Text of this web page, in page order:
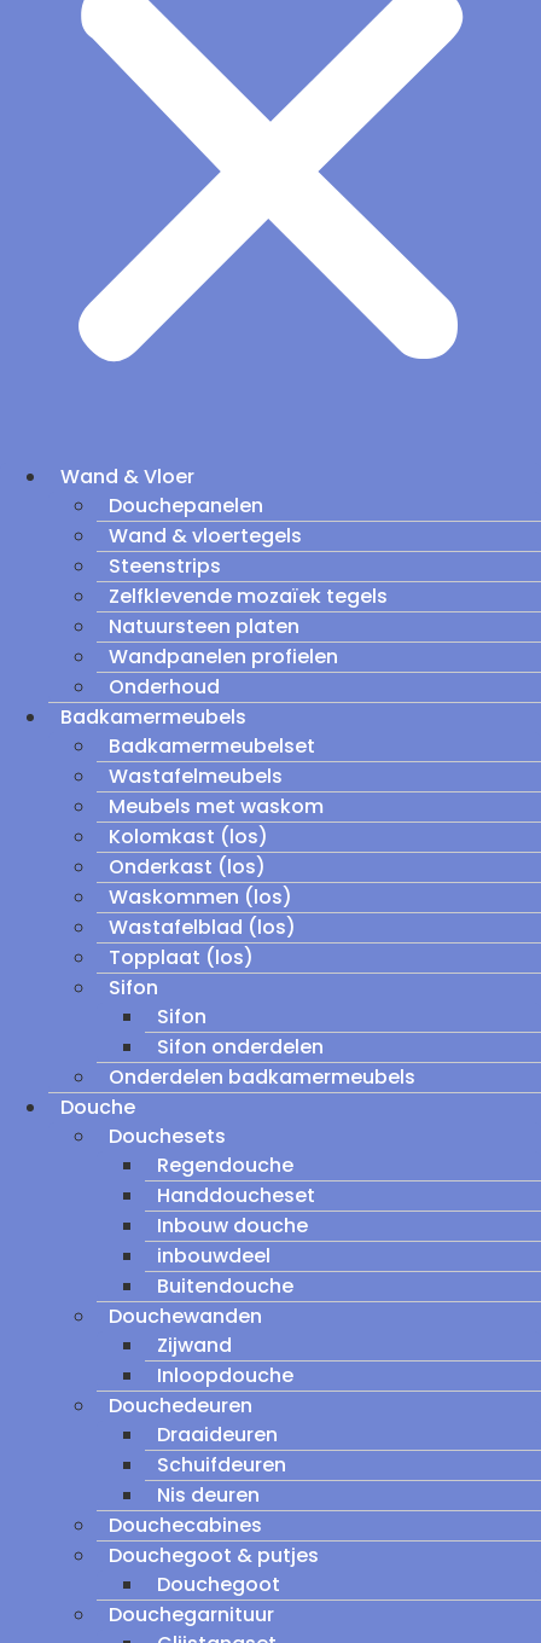
Wand & Vloer
Douchepanelen
Wand & vloertegels
Steenstrips
Zelfklevende mozaïek tegels
Natuursteen platen
Wandpanelen profielen
Onderhoud
Badkamermeubels
Badkamermeubelset
Wastafelmeubels
Meubels met waskom
Kolomkast (los)
Onderkast (los)
Waskommen (los)
Wastafelblad (los)
Topplaat (los)
Sifon
Sifon
Sifon onderdelen
Onderdelen badkamermeubels
Douche
Douchesets
Regendouche
Handdoucheset
Inbouw douche
inbouwdeel
Buitendouche
Douchewanden
Zijwand
Inloopdouche
Douchedeuren
Draaideuren
Schuifdeuren
Nis deuren
Douchecabines
Douchegoot & putjes
Douchegoot
Douchegarnituur